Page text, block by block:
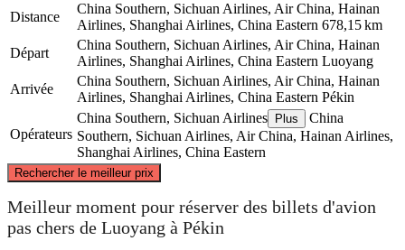
Distance
China Southern, Sichuan Airlines, Air China, Hainan
Airlines, Shanghai Airlines, China Eastern 678,15 km
Départ
China Southern, Sichuan Airlines, Air China, Hainan
Airlines, Shanghai Airlines, China Eastern Luoyang
Arrivée
China Southern, Sichuan Airlines, Air China, Hainan
Airlines, Shanghai Airlines, China Eastern Pékin
Opérateurs
China Southern, Sichuan Airlines Plus
China
Southern, Sichuan Airlines, Air China, Hainan Airlines,
Shanghai Airlines, China Eastern
Rechercher le meilleur prix
©CARTO, ©OpenStreetMap
Meilleur moment pour réserver des billets d'avion
pas chers de Luoyang à Pékin